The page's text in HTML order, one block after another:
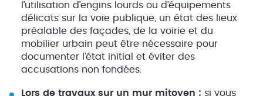
l’utilisation d’engins lourds ou d’équipements
délicats sur la voie publique, un état des lieux
préalable des façades, de la voirie et du
mobilier urbain peut être nécessaire pour
documenter l’état initial et éviter des
accusations non fondées.
Lors de travaux sur un mur mitoyen : si vous